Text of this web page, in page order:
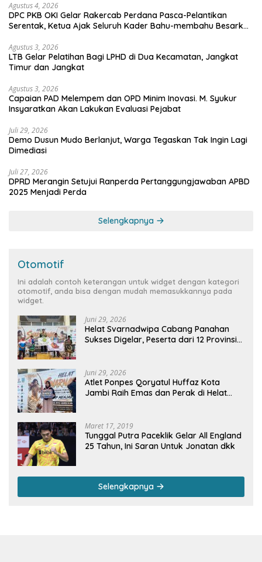
Agustus 4, 2026
DPC PKB OKI Gelar Rakercab Perdana Pasca-Pelantikan
Serentak, Ketua Ajak Seluruh Kader Bahu-membahu Besarkan
Agustus 3, 2026
LTB Gelar Pelatihan Bagi LPHD di Dua Kecamatan, Jangkat
Timur dan Jangkat
Agustus 3, 2026
Capaian PAD Melempem dan OPD Minim Inovasi. M. Syukur
Insyaratkan Akan Lakukan Evaluasi Pejabat
Juli 29, 2026
Demo Dusun Mudo Berlanjut, Warga Tegaskan Tak Ingin Lagi
Dimediasi
Juli 27, 2026
DPRD Merangin Setujui Ranperda Pertanggungjawaban APBD
2025 Menjadi Perda
Selengkapnya
Otomotif
Ini adalah contoh keterangan untuk widget dengan kategori
otomotif, anda bisa dengan mudah memasukkannya pada
widget.
Juni 29, 2026
Helat Svarnadwipa Cabang Panahan
Sukses Digelar, Peserta dari 12 Provinsi
Juni 29, 2026
Atlet Ponpes Qoryatul Huffaz Kota
Jambi Raih Emas dan Perak di Helat
Maret 17, 2019
Tunggal Putra Paceklik Gelar All England
25 Tahun, Ini Saran Untuk Jonatan dkk
Selengkapnya